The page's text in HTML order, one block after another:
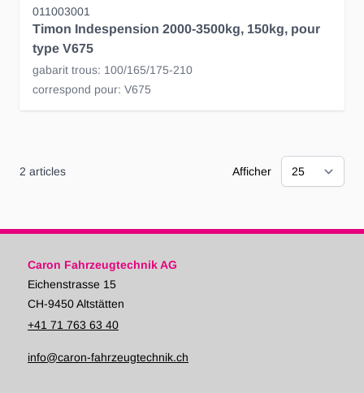
011003001
Timon Indespension 2000-3500kg, 150kg, pour
type V675
gabarit trous: 100/165/175-210
correspond pour: V675
2 articles Afficher
Caron Fahrzeugtechnik AG
Eichenstrasse 15
CH-9450 Altstätten
+41 71 763 63 40
info@caron-fahrzeugtechnik.ch